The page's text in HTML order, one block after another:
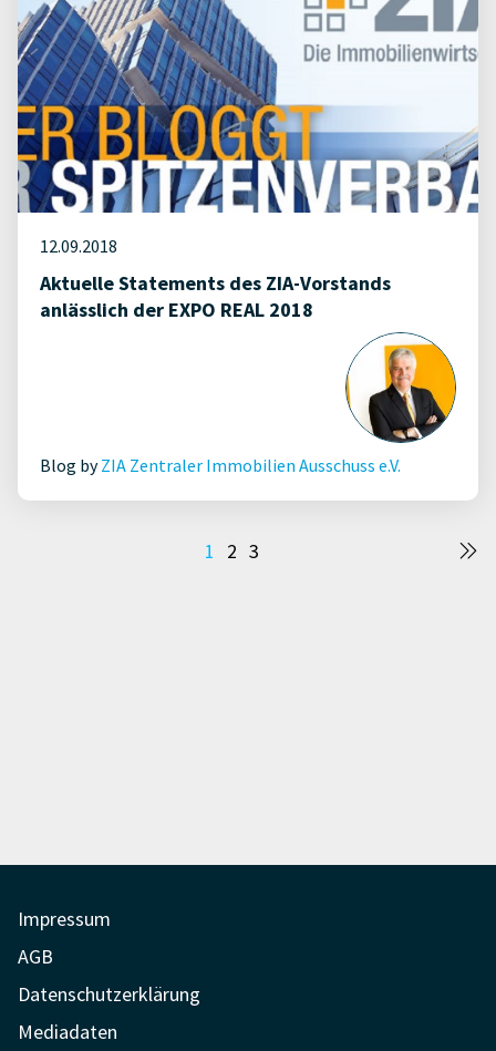
12.09.2018
Aktuelle Statements des ZIA-Vorstands
anlässlich der EXPO REAL 2018
Blog byZIA Zentraler Immobilien Ausschuss e.V.
Seitennummerierung
1 2 3
Impressum
AGB
Datenschutzerklärung
Mediadaten